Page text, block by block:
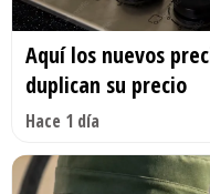
Aquí los nuevos
duplican su precio
Hace 1 día